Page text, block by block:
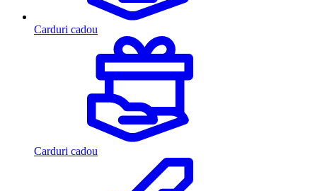
Carduri cadou
Carduri cadou